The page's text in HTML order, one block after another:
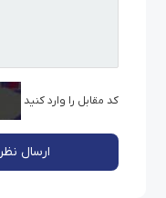
کد مقابل را وارد کنید
ارسال نظر